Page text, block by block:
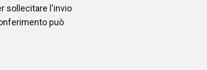
sollecitare l'invio
può